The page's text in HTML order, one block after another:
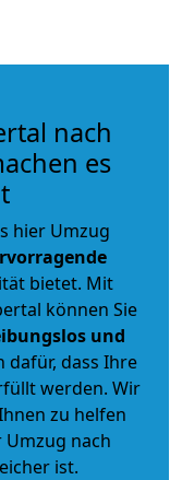
nach
es
hier Umzug
bietet. Mit
können Sie
und
dass Ihre
werden. Wir
zu helfen
nach
ist.